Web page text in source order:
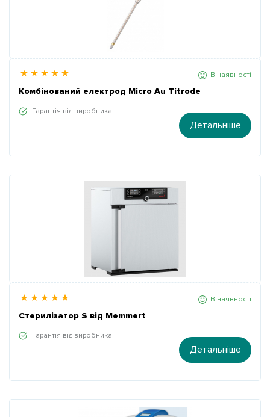
В наявності
Комбінований електрод Micro Au Titrode
Гарантія від виробника
Детальніше
В наявності
Стерилізатор S від Memmert
Гарантія від виробника
Детальніше